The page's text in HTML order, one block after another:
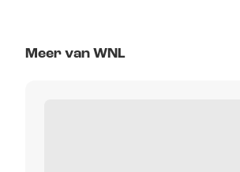
Meer van WNL